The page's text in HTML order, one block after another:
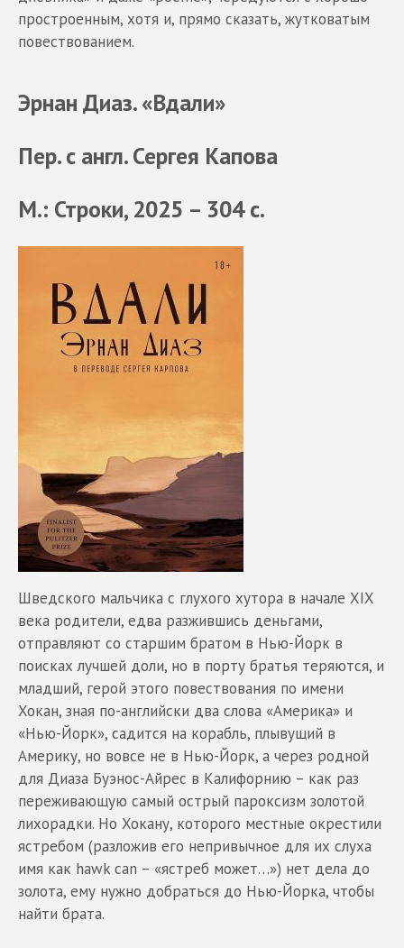
простроенным, хотя и, прямо сказать, жутковатым
повествованием.
Эрнан Диаз. «Вдали»
Пер. с англ. Сергея Капова
М.: Строки, 2025 – 304 с.
Шведского мальчика с глухого хутора в начале XIX
века родители, едва разжившись деньгами,
отправляют со старшим братом в Нью-Йорк в
поисках лучшей доли, но в порту братья теряются, и
младший, герой этого повествования по имени
Хокан, зная по-английски два слова «Америка» и
«Нью-Йорк», садится на корабль, плывущий в
Америку, но вовсе не в Нью-Йорк, а через родной
для Диаза Буэнос-Айрес в Калифорнию – как раз
переживающую самый острый пароксизм золотой
лихорадки. Но Хокану, которого местные окрестили
ястребом (разложив его непривычное для их слуха
имя как hawk can – «ястреб может…») нет дела до
золота, ему нужно добраться до Нью-Йорка, чтобы
найти брата.